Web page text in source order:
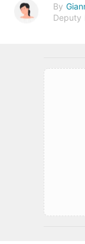
By
Deputy